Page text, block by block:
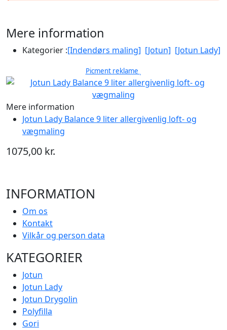
Mere information
Kategorier :[Indendørs maling] [Jotun] [Jotun Lady]
Picment reklame
Mere information
Jotun Lady Balance 9 liter allergivenlig loft- og
vægmaling
1075,00 kr.
INFORMATION
Om os
Kontakt
Vilkår og person data
KATEGORIER
Jotun
Jotun Lady
Jotun Drygolin
Polyfilla
Gori